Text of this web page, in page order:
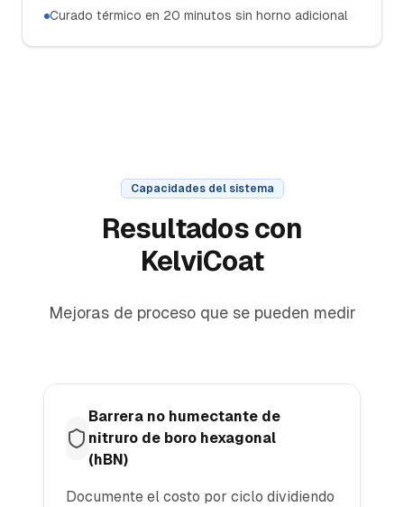
Curado térmico en 20 minutos sin horno adicional
Capacidades del sistema
Resultados con
KelviCoat
Mejoras de proceso que se pueden medir
Barrera no humectante de
nitruro de boro hexagonal
(hBN)
Documente el costo por ciclo dividiendo